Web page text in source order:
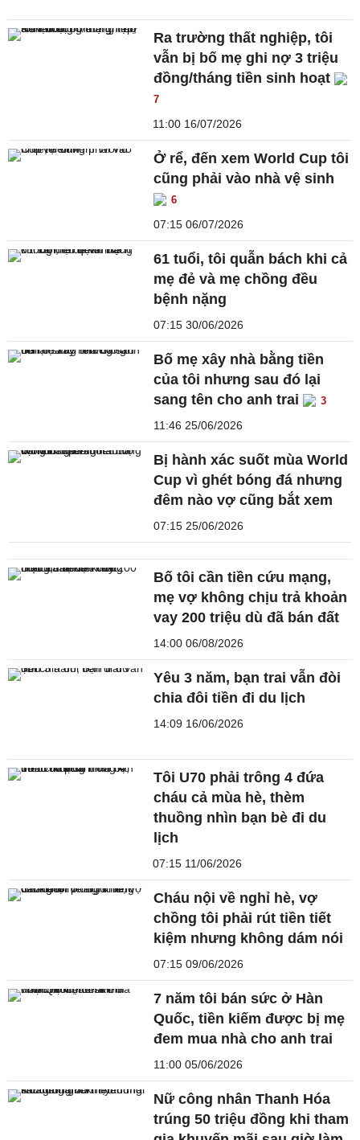
Ra trường thất nghiệp, tôi
vẫn bị bố mẹ ghi nợ 3 triệu
đồng/tháng tiền sinh hoạt
7
11:00 16/07/2026
Ở rể, đến xem World Cup tôi
cũng phải vào nhà vệ sinh
6
07:15 06/07/2026
61 tuổi, tôi quẫn bách khi cả
mẹ đẻ và mẹ chồng đều
bệnh nặng
07:15 30/06/2026
Bố mẹ xây nhà bằng tiền
của tôi nhưng sau đó lại
sang tên cho anh trai
3
11:46 25/06/2026
Bị hành xác suốt mùa World
Cup vì ghét bóng đá nhưng
đêm nào vợ cũng bắt xem
07:15 25/06/2026
Bố tôi cần tiền cứu mạng,
mẹ vợ không chịu trả khoản
vay 200 triệu dù đã bán đất
14:00 06/08/2026
Yêu 3 năm, bạn trai vẫn đòi
chia đôi tiền đi du lịch
14:09 16/06/2026
Tôi U70 phải trông 4 đứa
cháu cả mùa hè, thèm
thuồng nhìn bạn bè đi du
lịch
07:15 11/06/2026
Cháu nội về nghỉ hè, vợ
chồng tôi phải rút tiền tiết
kiệm nhưng không dám nói
07:15 09/06/2026
7 năm tôi bán sức ở Hàn
Quốc, tiền kiếm được bị mẹ
đem mua nhà cho anh trai
11:00 05/06/2026
Nữ công nhân Thanh Hóa
trúng 50 triệu đồng khi tham